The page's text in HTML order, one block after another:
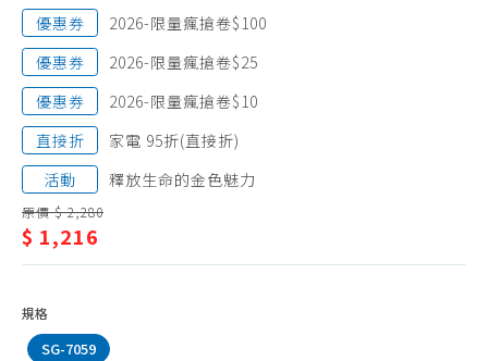
眼部、頭部按摩
肩頸、腰臀按摩
腿部、足部按摩
泡腳機
體重、體脂計
優惠券
2026-限量瘋搶卷$100
優惠券
2026-限量瘋搶卷$25
優惠券
2026-限量瘋搶卷$10
直接折
家電 95折(直接折)
活動
釋放生命的金色魅力
原價 $ 2,280
$ 1,216
規格
SG-7059